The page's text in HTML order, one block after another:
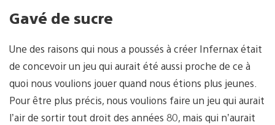
Gavé de sucre
Une des raisons qui nous a poussés à créer Infernax était
de concevoir un jeu qui aurait été aussi proche de ce à
quoi nous voulions jouer quand nous étions plus jeunes.
Pour être plus précis, nous voulions faire un jeu qui aurait
l’air de sortir tout droit des années 80, mais qui n’aurait